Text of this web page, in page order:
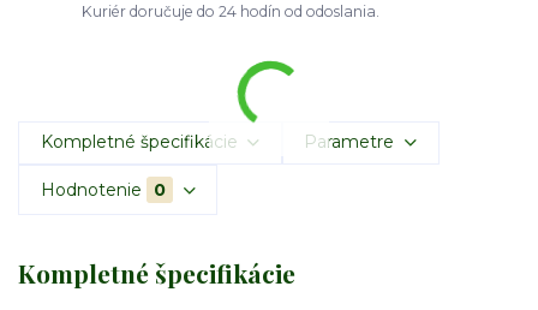
Kuriér doručuje do 24 hodín od odoslania.
Kompletné špecifikácie Parametre
Hodnotenie 0
Kompletné špecifikácie